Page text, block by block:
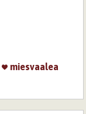
miesvaalea